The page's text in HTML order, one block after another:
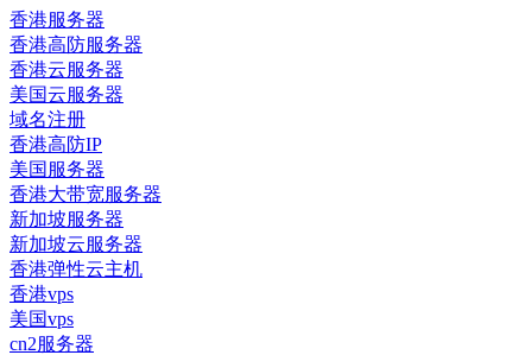
香港服务器
香港高防服务器
香港云服务器
美国云服务器
域名注册
香港高防IP
美国服务器
香港大带宽服务器
新加坡服务器
新加坡云服务器
香港弹性云主机
香港vps
美国vps
cn2服务器